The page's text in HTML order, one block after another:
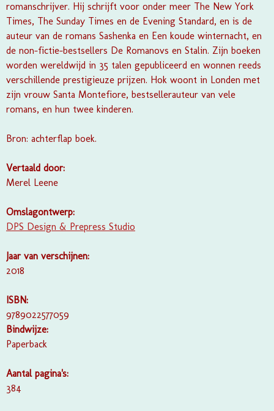
romanschrijver. Hij schrijft voor onder meer The New York
Times, The Sunday Times en de Evening Standard, en is de
auteur van de romans Sashenka en Een koude winternacht, en
de non-fictie-bestsellers De Romanovs en Stalin. Zijn boeken
worden wereldwijd in 35 talen gepubliceerd en wonnen reeds
verschillende prestigieuze prijzen. Hok woont in Londen met
zijn vrouw Santa Montefiore, bestsellerauteur van vele
romans, en hun twee kinderen.
Bron: achterflap boek.
Vertaald door:
Merel Leene
Omslagontwerp:
DPS Design & Prepress Studio
Jaar van verschijnen:
2018
ISBN:
9789022577059
Bindwijze:
Paperback
Aantal pagina's:
384